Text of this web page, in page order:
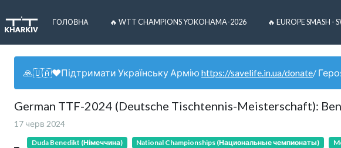
ГОЛОВНА 🔥 WTT CHAMPIONS YOKOHAMA-2026 🔥 EUROPE SMASH -
🙏🇺🇦❤️Підтримати Українську Армію https://savelife.in.ua/donate/
German TTF-2024 (Deutsche Tischtennis-Meisterschaft):
17 черв 2024
Duda Benedikt (Німеччина) National Championships (Национальные чемпионаты)